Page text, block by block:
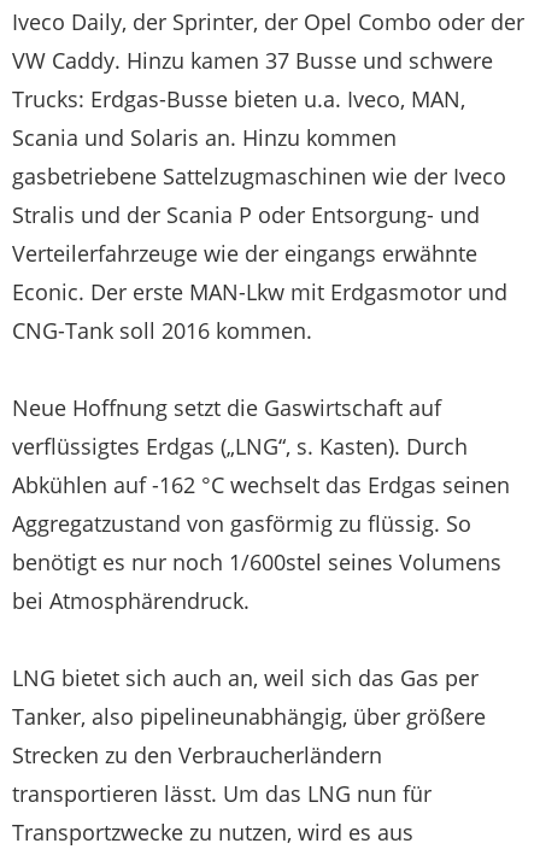
Iveco Daily, der Sprinter, der Opel Combo oder der
VW Caddy. Hinzu kamen 37 Busse und schwere
Trucks: Erdgas-Busse bieten u.a. Iveco, MAN,
Scania und Solaris an. Hinzu kommen
gasbetriebene Sattelzugmaschinen wie der Iveco
Stralis und der Scania P oder Entsorgung- und
Verteilerfahrzeuge wie der eingangs erwähnte
Econic. Der erste MAN-Lkw mit Erdgasmotor und
CNG-Tank soll 2016 kommen.
Neue Hoffnung setzt die Gaswirtschaft auf
verflüssigtes Erdgas („LNG“, s. Kasten). Durch
Abkühlen auf -162 °C wechselt das Erdgas seinen
Aggregatzustand von gasförmig zu flüssig. So
benötigt es nur noch 1/600stel seines Volumens
bei Atmosphärendruck.
LNG bietet sich auch an, weil sich das Gas per
Tanker, also pipelineunabhängig, über größere
Strecken zu den Verbraucherländern
transportieren lässt. Um das LNG nun für
Transportzwecke zu nutzen, wird es aus